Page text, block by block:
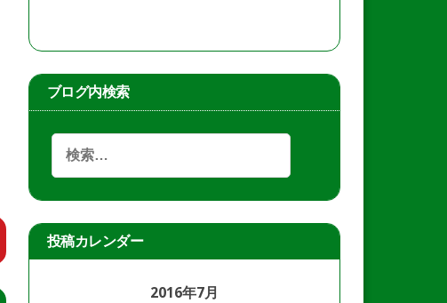
ブログ内検索
投稿カレンダー
2016年7月